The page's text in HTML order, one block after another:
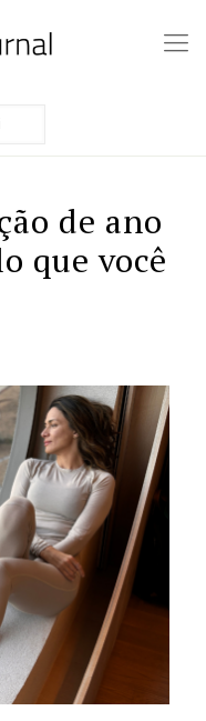
de ano
que você